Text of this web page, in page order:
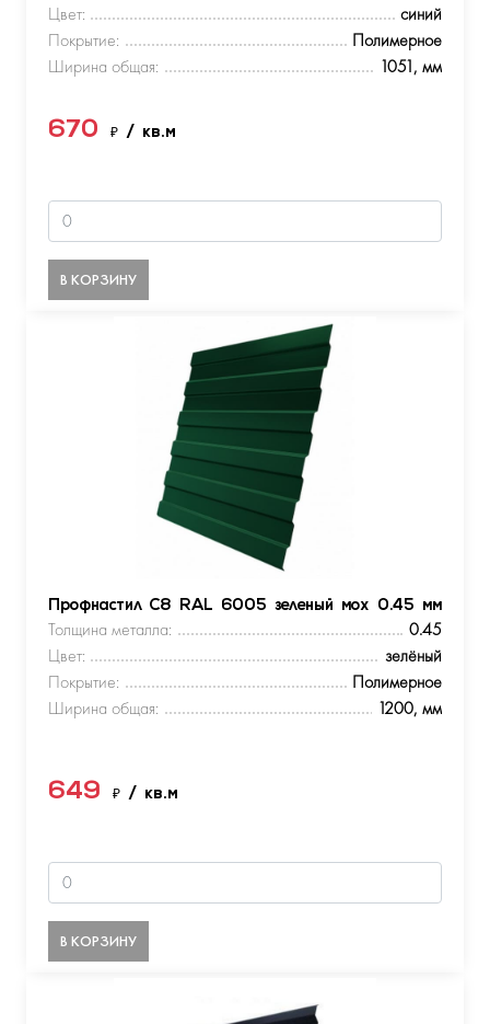
Цвет:
синий
Покрытие:
Полимерное
Ширина общая:
1051, мм
670 ₽ / кв.м
В КОРЗИНУ
Профнастил С8 RAL 6005 зеленый мох 0.45 мм
Толщина металла:
0.45
Цвет:
зелёный
Покрытие:
Полимерное
Ширина общая:
1200, мм
649 ₽ / кв.м
В КОРЗИНУ